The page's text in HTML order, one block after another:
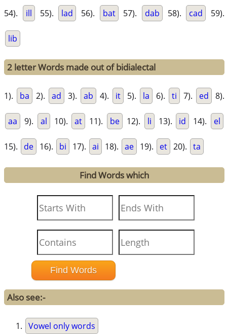
54). ill 55). lad 56). bat 57). dab 58). cad 59).
lib
2 letter Words made out of bidialectal
1). ba 2). ad 3). ab 4). it 5). la 6). ti 7). ed 8).
aa 9). al 10). at 11). be 12). li 13). id 14). el
15). de 16). bi 17). ai 18). ae 19). et 20). ta
Find Words which
Also see:-
Vowel only words